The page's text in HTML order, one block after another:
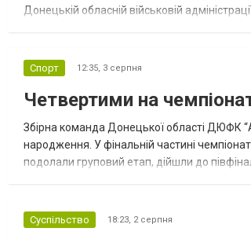
Донецькій обласній військовій
Спорт 12:35, 3 серпня
Четвертими на
Збірна команда Донецької області ДЮФК
народження. У фінальній частині
подолали груповий етап, дійшли до
Суспільство 18:23, 2 серпня